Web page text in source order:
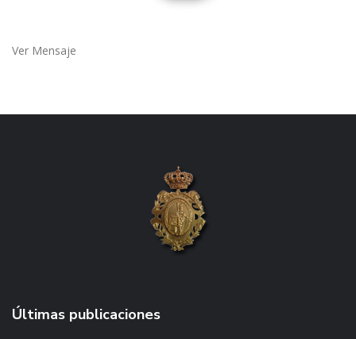
Ver Mensaje
Últimas publicaciones